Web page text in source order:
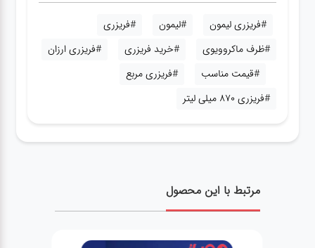
#فریزری لیمون #لیمون
#فریزری
#ظرف ماکروویوی
#خرید فریزری
#فریزری ارزان
#قیمت مناسب
#فریزری مربع
#فریزری 870 میلی لیتر
مرتبط با این محصول